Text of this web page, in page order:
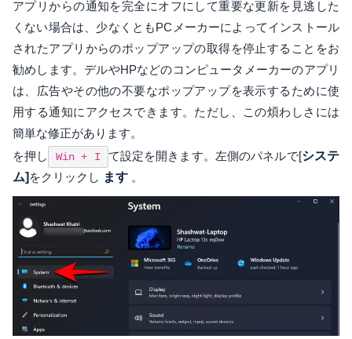
アプリからの通知を完全にオフにして重要な更新を見逃した
くない場合は、少なくともPCメーカーによってインストール
されたアプリからのポップアップの取得を停止することをお
勧めします。デルやHPなどのコンピュータメーカーのアプリ
は、広告やその他の不要なポップアップを表示するために使
用する通知にアクセスできます。ただし、この煩わしさには
簡単な修正があります。
を押し
Win + I て設定を開きます。左側のパネルで[システ
ム] をクリックし ます 。